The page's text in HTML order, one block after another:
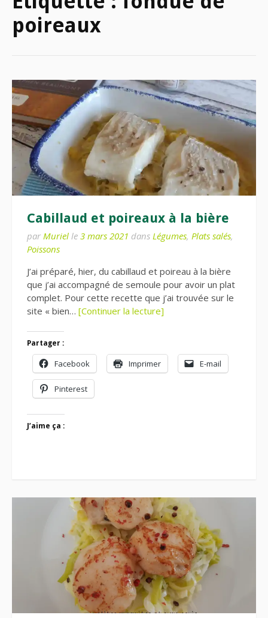
poireaux
Cabillaud et poireaux à la bière
par Muriel le 3 mars 2021 dans Légumes, Plats salés,
Poissons
J’ai préparé, hier, du cabillaud et poireau à la bière
que j’ai accompagné de semoule pour avoir un plat
complet. Pour cette recette que j’ai trouvée sur le
site « bien… [Continuer la lecture]
Partager :
Facebook Imprimer E-mail
Pinterest
J’aime ça :